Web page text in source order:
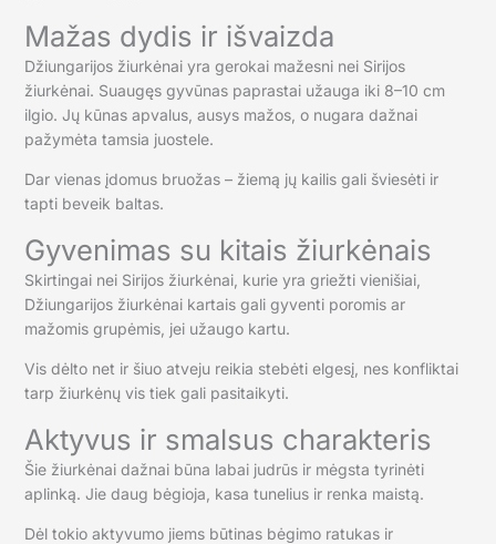
Mažas dydis ir išvaizda
Džiungarijos žiurkėnai yra gerokai mažesni nei Sirijos
žiurkėnai. Suaugęs gyvūnas paprastai užauga iki 8–10 cm
ilgio. Jų kūnas apvalus, ausys mažos, o nugara dažnai
pažymėta tamsia juostele.
Dar vienas įdomus bruožas – žiemą jų kailis gali šviesėti ir
tapti beveik baltas.
Gyvenimas su kitais žiurkėnais
Skirtingai nei Sirijos žiurkėnai, kurie yra griežti vienišiai,
Džiungarijos žiurkėnai kartais gali gyventi poromis ar
mažomis grupėmis, jei užaugo kartu.
Vis dėlto net ir šiuo atveju reikia stebėti elgesį, nes konfliktai
tarp žiurkėnų vis tiek gali pasitaikyti.
Aktyvus ir smalsus charakteris
Šie žiurkėnai dažnai būna labai judrūs ir mėgsta tyrinėti
aplinką. Jie daug bėgioja, kasa tunelius ir renka maistą.
Dėl tokio aktyvumo jiems būtinas bėgimo ratukas ir